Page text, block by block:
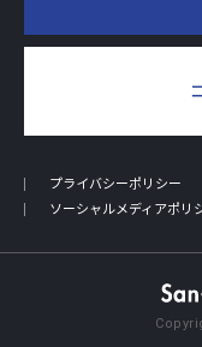
プライバシーポリシー
ソーシャルメディアポリ